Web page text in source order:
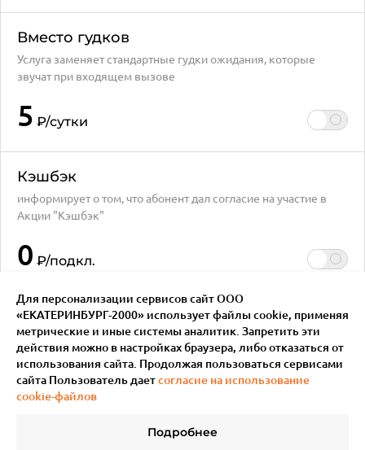
Вместо гудков
Услуга заменяет стандартные гудки ожидания, которые
звучат при входящем вызове
5 ₽/сутки
Кэшбэк
информирует о том, что абонент дал согласие на участие в
Акции "Кэшбэк"
0 ₽/подкл.
Подробнее
Для персонализации сервисов сайт ООО
«ЕКАТЕРИНБУРГ-2000» использует файлы сookie, применяя
метрические и иные системы аналитик. Запретить эти
действия можно в настройках браузера, либо отказаться от
использования сайта. Продолжая пользоваться сервисами
сайта Пользователь даетсогласие на использование
cookie-файлов